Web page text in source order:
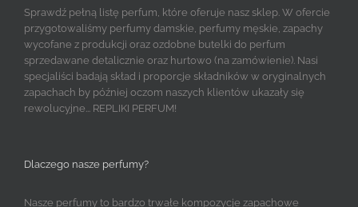
Sprawdź pełną listę perfum, które oferuje nasz sklep. W ofercie
przygotowaliśmy perfumy damskie, perfumy męskie, zapachy
wycofane z produkcji oraz ozdobne butelki do perfum
sprzedawane detalicznie oraz hurtowo (na zamówienie). Nasi
specjaliści badają skład i proporcje składników w oryginalnych
zapachach by później oczom naszych klientów ukazały się
rewolucyjne... REPLIKI PERFUM!
Dlaczego nasze perfumy?
Nasze perfumy to bardzo trwałe kompozycje zapachowe